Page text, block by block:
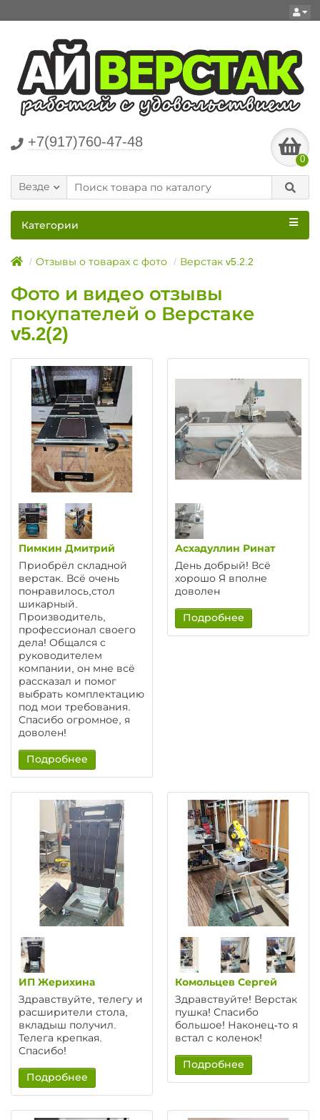
+7(917)760-47-48
0
Везде
Категории
Отзывы о товарах с фото Верстак v5.2.2
Фото и видео отзывы
покупателей о Верстаке
v5.2(2)
Пимкин Дмитрий
Приобрёл складной
верстак. Всё очень
понравилось,стол
шикарный.
Производитель,
профессионал своего
дела! Общался с
руководителем
компании, он мне всё
рассказал и помог
выбрать комплектацию
под мои требования.
Спасибо огромное, я
доволен!
Подробнее
Асхадуллин Ринат
День добрый! Всё
хорошо Я вполне
доволен
Подробнее
ИП Жерихина
Здравствуйте, телегу и
расширители стола,
вкладыш получил.
Телега крепкая.
Спасибо!
Подробнее
Комольцев Сергей
Здравствуйте! Верстак
пушка! Спасибо
большое! Наконец-то я
встал с коленок!
Подробнее